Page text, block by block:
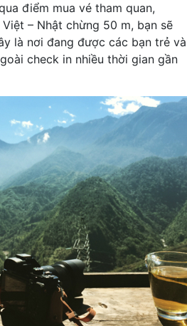
điểm mua vé tham quan,
– Nhật chừng 50 m, bạn sẽ
là nơi đang được các bạn trẻ và
check in nhiều thời gian gần